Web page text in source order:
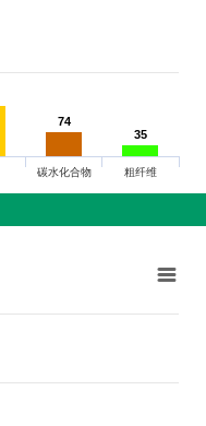
74
74
35
35
碳水化合物 粗纤维